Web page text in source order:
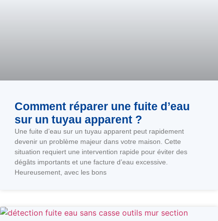
Comment réparer une fuite d’eau
sur un tuyau apparent ?
Une fuite d’eau sur un tuyau apparent peut rapidement
devenir un problème majeur dans votre maison. Cette
situation requiert une intervention rapide pour éviter des
dégâts importants et une facture d’eau excessive.
Heureusement, avec les bons